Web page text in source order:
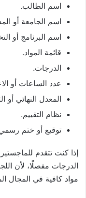
اسم الطالب.
اسم الجامعة أو
اسم البرنامج أو
قائمة المواد.
الدرجات.
عدد الساعات أو
المعدل النهائي أو
نظام التقييم.
توقيع أو ختم
إذا كنت تتقدم
الدرجات مفصلًا، لأن
مواد كافية في المجال